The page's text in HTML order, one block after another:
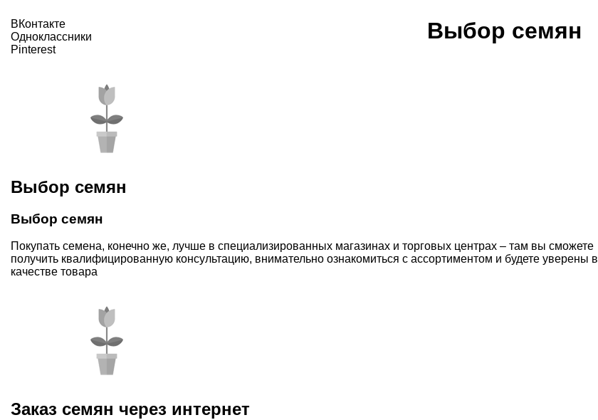
ВКонтакте
Одноклассники
Pinterest
Выбор семян
Выбор семян
Выбор семян
Покупать семена, конечно же, лучше в специализированных магазинах и торговых центрах – там вы сможете
получить квалифицированную консультацию, внимательно ознакомиться с ассортиментом и будете уверены в
качестве товара
Заказ семян через интернет